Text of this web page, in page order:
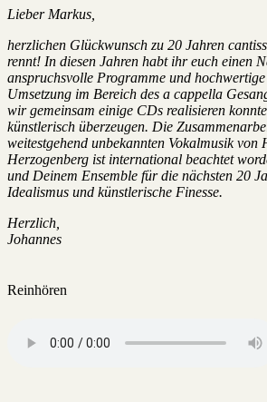
Lieber Markus,
herzlichen Glückwunsch zu 20 Jahren
rennt! In diesen Jahren habt ihr euch einen
anspruchsvolle Programme und
Umsetzung im Bereich des a cappella
wir gemeinsam einige CDs realisieren
künstlerisch überzeugen. Die
weitestgehend unbekannten Vokalmusik von
Herzogenberg ist international beachtet
und Deinem Ensemble für die nächsten 20
Idealismus und künstlerische Finesse.
Herzlich,
Johannes
Reinhören